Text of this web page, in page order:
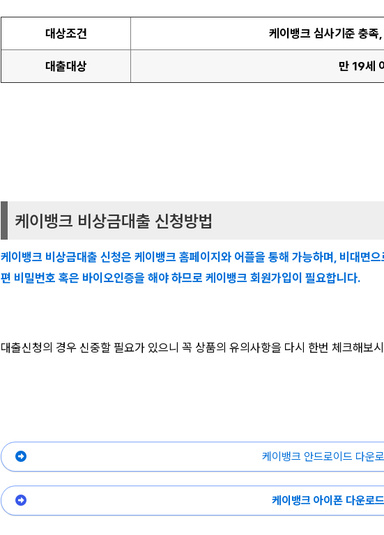
대상조건 케이뱅크 심사기준 충족
대출대상 만 19세
케이뱅크 비상금대출 신청방법
케이뱅크 비상금대출 신청은 케이뱅크 홈페이지와 어플을 통해 가능하며, 비대면
편 비밀번호 혹은 바이오인증을 해야 하므로 케이뱅크 회원가입이 필요합니다.
대출신청의 경우 신중할 필요가 있으니 꼭 상품의 유의사항을 다시 한번 체크해보
케이뱅크 안드로이드 다운
케이뱅크 아이폰 다운로